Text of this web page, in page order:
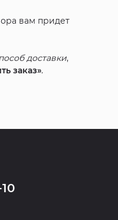
вам придет
доставки,
заказ».